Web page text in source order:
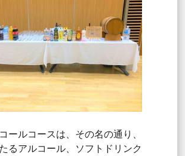
ールコースは、その名の通り、
るアルコール、ソフトドリンク